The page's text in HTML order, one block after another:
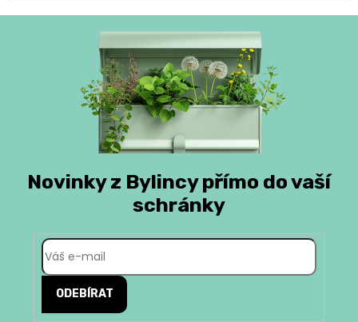
Novinky z Bylincy přímo do vaší
schránky
ODEBÍRAT